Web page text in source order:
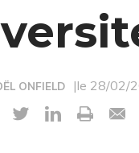
ONFIELD |le 28/02/